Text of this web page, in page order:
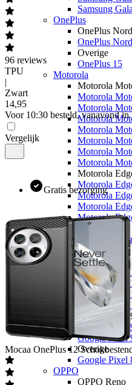
Samsung
OnePlus
OnePlus Nord
OnePlus
Overige
OnePlus 15
Motorola
Motorola
Motorola
Motorola
Motorola
Motorola
Motorola
Motorola
Motorola
Motorola
Motorola
Motorola
Motorola
Motorola
Overige
Motorola
Google
Google Pixel
Google Pixel
Google Pixel
Google Pixel
Google Pixel
Google Pixel
Google Pixel
Google Pixel
Overige
Google Pixel
OPPO
OPPO Reno
96 reviews
TPU
|
Zwart
14,95
Voor 10:30 besteld, vanavond in
Vergelijk
Gratis bezorging
Mocaa OnePlus 12